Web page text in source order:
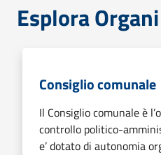
Esplora
Consiglio comunale
Il Consiglio comunale è
controllo politico-
e’ dotato di autonomia